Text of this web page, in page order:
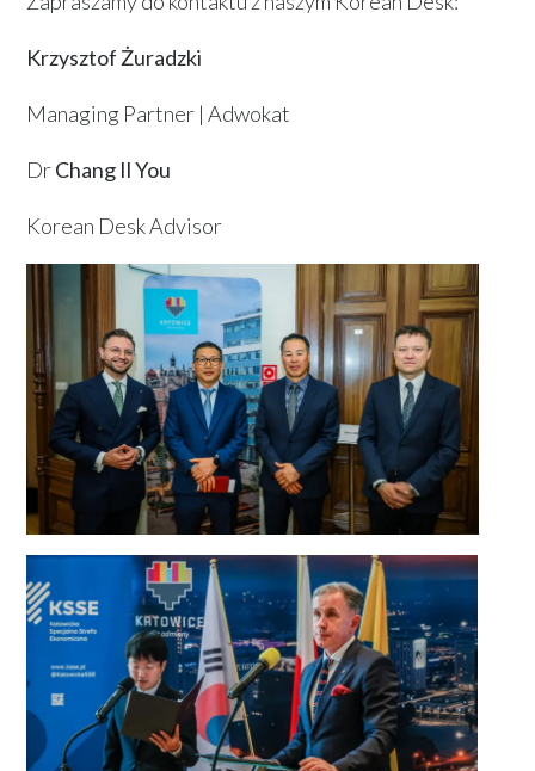
Krzysztof Żuradzki
Managing Partner | Adwokat
DrChang Il You
Korean Desk Advisor